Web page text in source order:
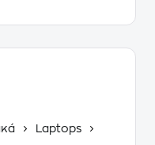
Laptops